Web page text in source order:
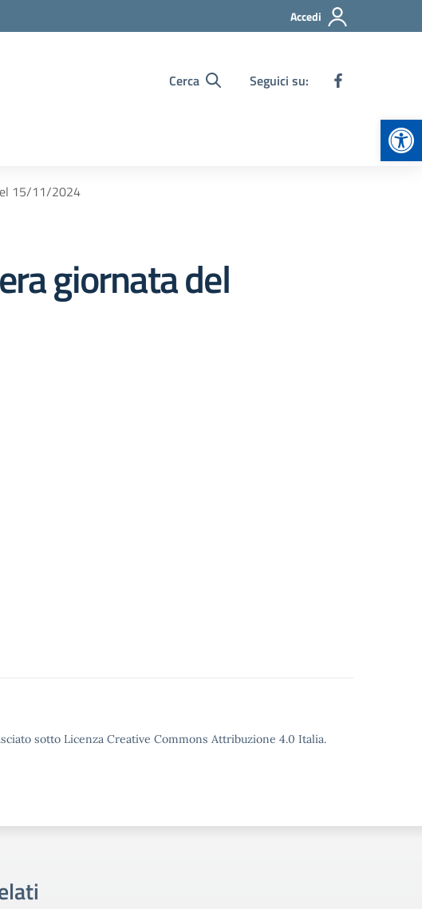
Accedi
Cerca Seguici su:
15/11/2024
giornata del
sotto Licenza Creative Commons Attribuzione 4.0 Italia.